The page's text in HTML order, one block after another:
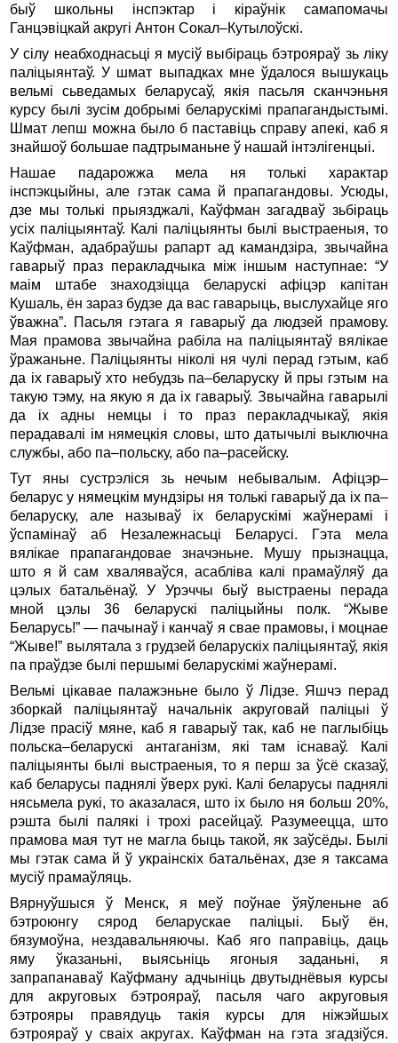
быў школьны iнспэктар i кiраўнiк самапомачы
Ганцэвiцкай акругi Антон Сокал–Кутылоўскi.
У сiлу неабходнасьцi я мусiў выбiраць бэтрояраў зь лiку
палiцыянтаў. У шмат выпадках мне ўдалося вышукаць
вельмi сьведамых беларусаў, якiя пасьля сканчэньня
курсу былi зусiм добрымi беларускiмi прапагандыстымi.
Шмат лепш можна было б паставiць справу апекi, каб я
знайшоў большае падтрыманьне ў нашай iнтэлiгенцыi.
Нашае падарожжа мела ня толькi характар
iнспэкцыйны, але гэтак сама й прапагандовы. Усюды,
дзе мы толькi прыязджалi, Каўфман загадваў зьбiраць
усiх палiцыянтаў. Калi палiцыянты былi выстраеныя, то
Каўфман, адабраўшы рапарт ад камандзiра, звычайна
гаварыў праз перакладчыка мiж iншым наступнае: “У
маiм штабе знаходзiцца беларускi афiцэр капiтан
Кушаль, ён зараз будзе да вас гаварыць, выслухайце яго
ўважна”. Пасьля гэтага я гаварыў да людзей прамову.
Мая прамова звычайна рабiла на палiцыянтаў вялiкае
ўражаньне. Палiцыянты нiколi ня чулi перад гэтым, каб
да iх гаварыў хто небудзь па–беларуску й пры гэтым на
такую тэму, на якую я да iх гаварыў. Звычайна гаварылi
да iх адны немцы i то праз перакладчыкаў, якiя
перадавалi iм нямецкiя словы, што датычылi выключна
службы, або па–польску, або па–расейску.
Тут яны сустрэлiся зь нечым небывалым. Афiцэр–
беларус у нямецкiм мундзiры ня толькi гаварыў да iх па–
беларуску, але называў iх беларускiмi жаўнерамi i
ўспамiнаў аб Незалежнасьцi Беларусi. Гэта мела
вялiкае прапагандовае значэньне. Мушу прызнацца,
што я й сам хваляваўся, асаблiва калi прамаўляў да
цэлых батальёнаў. У Урэччы быў выстраены перада
мной цэлы 36 беларускi палiцыйны полк. “Жыве
Беларусь!” — пачынаў i канчаў я свае прамовы, і моцнае
“Жыве!” вылятала з грудзей беларускiх палiцыянтаў, якiя
па праўдзе былi першымi беларускiмi жаўнерамi.
Вельмi цiкавае палажэньне было ў Лiдзе. Яшчэ перад
зборкай палiцыянтаў начальнiк акруговай палiцыi ў
Лiдзе прасiў мяне, каб я гаварыў так, каб не паглыбiць
польска–беларускi антаганiзм, якi там iснаваў. Калi
палiцыянты былi выстраеныя, то я перш за ўсё сказаў,
каб беларусы паднялi ўверх рукi. Калi беларусы паднялi
нясьмела рукi, то аказалася, што iх было ня больш 20%,
рэшта былi палякi i трохi расейцаў. Разумеецца, што
прамова мая тут не магла быць такой, як заўсёды. Былi
мы гэтак сама й ў украiнскiх батальёнах, дзе я таксама
мусiў прамаўляць.
Вярнуўшыся ў Менск, я меў поўнае ўяўленьне аб
бэтроюнгу сярод беларускае палiцыi. Быў ён,
бязумоўна, нездавальняючы. Каб яго паправiць, даць
яму ўказаньнi, выясьнiць ягоныя заданьнi, я
запрапанаваў Каўфману адчынiць двутыднёвыя курсы
для акруговых бэтрояраў, пасьля чаго акруговыя
бэтрояры правядуць такiя курсы для нiжэйшых
бэтрояраў у сваiх акругах. Каўфман на гэта згадзiўся.